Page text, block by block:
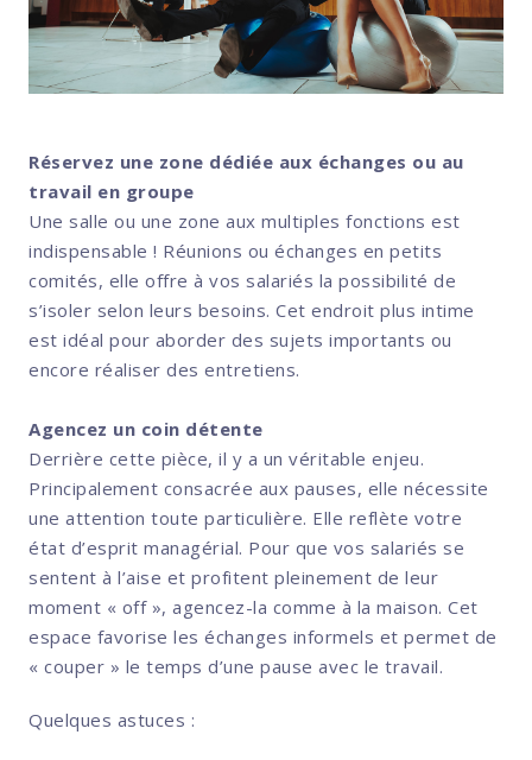
Réservez une zone dédiée aux échanges ou au
travail en groupe
Une salle ou une zone aux multiples fonctions est
indispensable ! Réunions ou échanges en petits
comités, elle offre à vos salariés la possibilité de
s’isoler selon leurs besoins. Cet endroit plus intime
est idéal pour aborder des sujets importants ou
encore réaliser des entretiens.
Agencez un coin détente
Derrière cette pièce, il y a un véritable enjeu.
Principalement consacrée aux pauses, elle nécessite
une attention toute particulière. Elle reflète votre
état d’esprit managérial. Pour que vos salariés se
sentent à l’aise et profitent pleinement de leur
moment « off », agencez-la comme à la maison. Cet
espace favorise les échanges informels et permet de
« couper » le temps d’une pause avec le travail.
Quelques astuces :